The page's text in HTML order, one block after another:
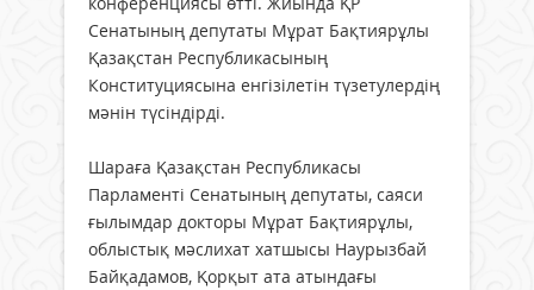
Сенатының депутаты Мұрат Бақтиярұлы
Қазақстан Республикасының
Конституциясына енгізілетін түзетулердің
мәнін түсіндірді.
Шараға Қазақстан Республикасы
Парламенті Сенатының депутаты, саяси
ғылымдар докторы Мұрат Бақтиярұлы,
облыстық мәслихат хатшысы Наурызбай
Байқадамов, Қорқыт ата атындағы